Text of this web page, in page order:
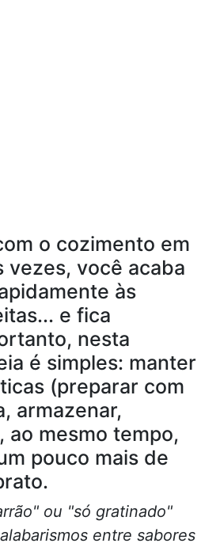
o cozimento em
vezes, você acaba
às
e fica
nesta
é simples: manter
(preparar com
armazenar,
ao mesmo tempo,
pouco mais de
ou "só gratinado"
entre sabores